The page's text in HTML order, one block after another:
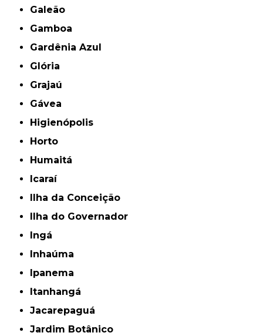
Galeão
Gamboa
Gardênia Azul
Glória
Grajaú
Gávea
Higienópolis
Horto
Humaitá
Icaraí
Ilha da Conceição
Ilha do Governador
Ingá
Inhaúma
Ipanema
Itanhangá
Jacarepaguá
Jardim Botânico